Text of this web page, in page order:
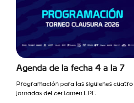
Agenda de la fecha 4 a la 7
Programación para las siguienes cuatro
jornadas del certamen LPF.